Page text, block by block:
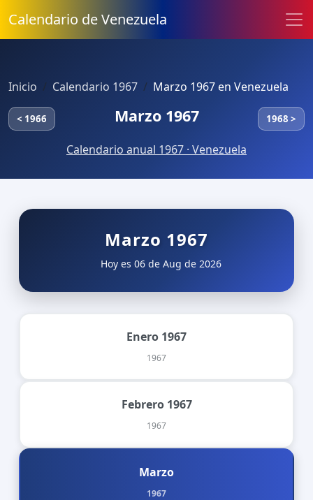
Calendario de Venezuela
Inicio Calendario 1967 Marzo 1967 en Venezuela
< 1966 Marzo 1967 1968 >
Calendario anual 1967 · Venezuela
Marzo 1967
Hoy es 06 de Aug de 2026
Enero 1967
1967
Febrero 1967
1967
Marzo
1967